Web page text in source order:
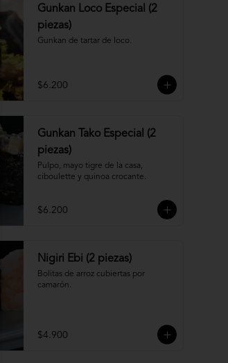
Gunkan Loco Especial (2
piezas)
Gunkan de tartar de loco.
$6.200
Gunkan Tako Especial (2
piezas)
Pulpo, mayo tigre de la casa,
ciboulette y quinoa crocante.
$6.200
Nigiri Ebi (2 piezas)
Bolitas de arroz cubiertas por
camarón.
$4.900